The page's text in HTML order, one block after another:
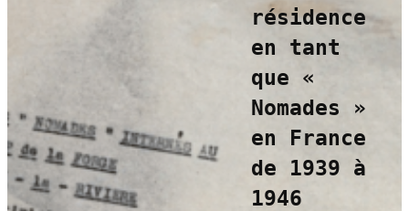
résidence
en tant
que
«
Nomades »
en France
de 1939 à
1946